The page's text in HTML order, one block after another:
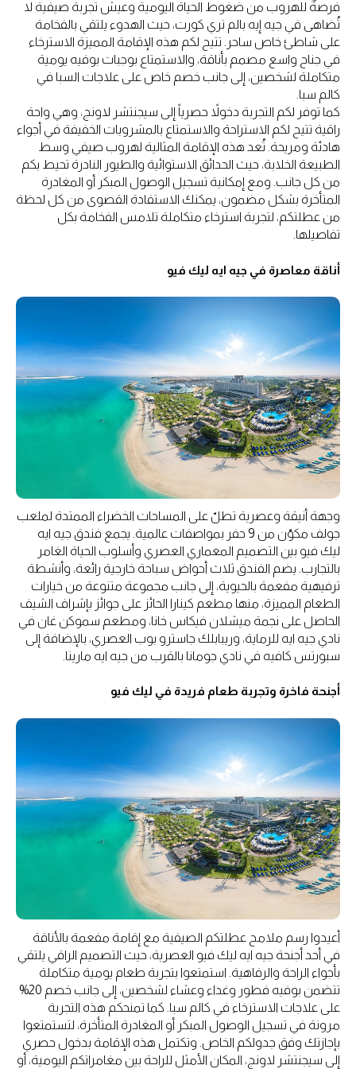
فرصةٌ للهروب من ضغوط الحياة اليومية وعيش تجربة صيفية لا
تُضاهى في جيه إيه بالم تري كورت، حيث الهدوء يلتقي بالفخامة
على شاطئ خاص ساحر. تتيح لكم هذه الإقامة المميزة الاسترخاء
في جناح واسع مصمم بأناقة، والاستمتاع بوجبات بوفيه يومية
متكاملة لشخصين، إلى جانب خصم خاص على علاجات السبا في
كالم سبا.
كما توفر لكم التجربة دخولاً حصرياً إلى سيجنتشر لاونج، وهي واحة
راقية تتيح لكم الاستراحة والاستمتاع بالمشروبات الخفيفة في أجواء
هادئة ومريحة. تُعد هذه الإقامة المثالية لهروب صيفي وسط
الطبيعة الخلابة، حيث الحدائق الاستوائية والطيور النادرة تحيط بكم
من كل جانب. ومع إمكانية تسجيل الوصول المبكر أو المغادرة
المتأخرة بشكل مضمون، يمكنك الاستفادة القصوى من كل لحظة
من عطلتكم، لتجربة استرخاء متكاملة تلامس الفخامة بكل
تفاصيلها.
أناقة معاصرة في جيه ايه ليك فيو
وجهة أنيقة وعصرية تطلّ على المساحات الخضراء الممتدة لملعب
جولف مكوّن من 9 حفر بمواصفات عالمية. يجمع فندق جيه ايه
ليك فيو بين التصميم المعماري العصري وأسلوب الحياة الغامر
بالتجارب. يضم الفندق ثلاث أحواض سباحة خارجية رائعة، وأنشطة
ترفيهية مفعمة بالحيوية، إلى جانب مجموعة متنوعة من خيارات
الطعام المميزة، منها مطعم كينارا الحائز على جوائز بإشراف الشيف
الحاصل على نجمة ميشلان فيكاس خانا، ومطعم سموكن غان في
نادي جيه ايه للرماية، وريبابلك جاسترو بوب العصري، بالإضافة إلى
سبورتس كافيه في نادي جومانا بالقرب من جيه ايه مارينا.
أجنحة فاخرة وتجربة طعام فريدة في ليك فيو
أعيدوا رسم ملامح عطلتكم الصيفية مع إقامة مفعمة بالأناقة
في أحد أجنحة جيه ايه ليك فيو العصرية، حيث التصميم الراقي يلتقي
بأجواء الراحة والرفاهية. استمتعوا بتجربة طعام يومية متكاملة
تتضمن بوفيه فطور وغداء وعشاء لشخصين، إلى جانب خصم 20%
على علاجات الاسترخاء في كالم سبا. كما تمنحكم هذه التجربة
مرونة في تسجيل الوصول المبكر أو المغادرة المتأخرة، لتستمتعوا
بإجازتك وفق جدولكم الخاص. وتكتمل هذه الإقامة بدخول حصري
إلى سيجنتشر لاونج، المكان الأمثل للراحة بين مغامراتكم اليومية، أو